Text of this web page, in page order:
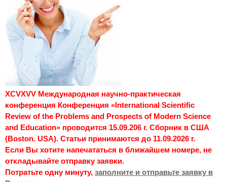
XCVXVV Международная научно-практическая
конференция Конференция «International Scientific
Review of the Problems and Prospects of Modern Science
and Education» проводится 15.09.206 г. Сборник в США
(Boston. USA). Статьи принимаются до 11.09.2026 г.
Если Вы хотите напечататься в ближайшем номере, не
откладывайте отправку заявки.
Потратьте одну минуту, заполните и отправьте заявку в